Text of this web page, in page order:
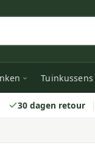
Tuinkussens
30 dagen retour